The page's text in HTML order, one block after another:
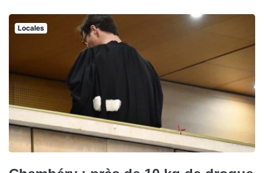
Locales